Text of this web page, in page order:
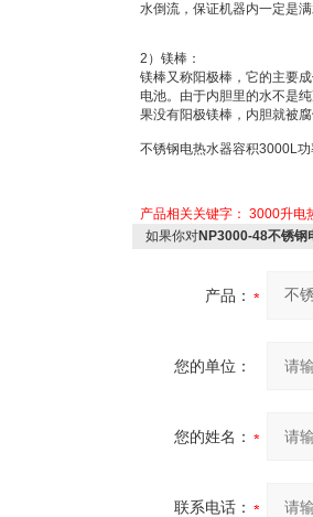
水倒流，保证机器内一定是
2 ） 镁棒：
镁棒又称阳极棒 ，它的主要
电池。由于内胆里的水不是
果没有阳极镁棒，内胆就被
不锈钢电热水器容积3000L
产品相关关键字： 3000升电
如果你对NP3000-48不锈
产品：
您的单位：
您的姓名：
联系电话：